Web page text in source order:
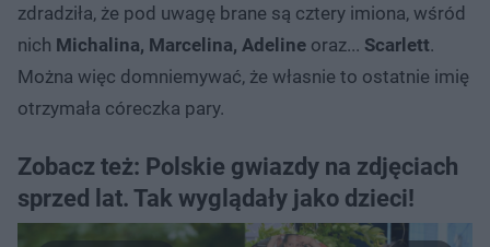
zdradziła, że pod uwagę brane są cztery imiona, wśród
nich Michalina, Marcelina, Adeline oraz... Scarlett.
Można więc domniemywać, że własnie to ostatnie imię
otrzymała córeczka pary.
Zobacz też: Polskie gwiazdy na zdjęciach
sprzed lat. Tak wyglądały jako dzieci!